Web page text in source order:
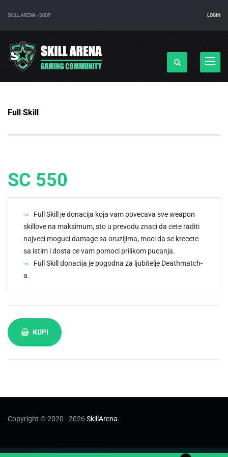
SKILL ARENA - SHOP LOGIN
Full Skill
SC 550
Full Skill je donacija koja vam povecava sve weapon
skillove na maksimum, sto u prevodu znaci da cete raditi
najveci moguci damage sa oruzijima, moci da se krecete
sa istim i dosta ce vam pomoci prilikom pucanja.
Full Skill donacija je pogodna za ljubitelje Deathmatch-
a.
KUPI
Copyright © 2020 - 2026SkillArena.